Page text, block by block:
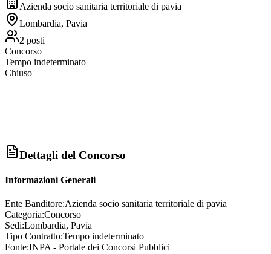
Azienda socio sanitaria territoriale di pavia
Lombardia, Pavia
2 posti
Concorso
Tempo indeterminato
Chiuso
Dettagli del Concorso
Informazioni Generali
Ente Banditore:Azienda socio sanitaria territoriale di pavia
Categoria:Concorso
Sedi:Lombardia, Pavia
Tipo Contratto:Tempo indeterminato
Fonte:INPA - Portale dei Concorsi Pubblici